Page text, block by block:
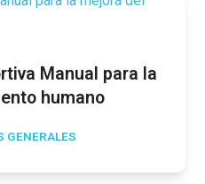
Manual para la
humano
GENERALES